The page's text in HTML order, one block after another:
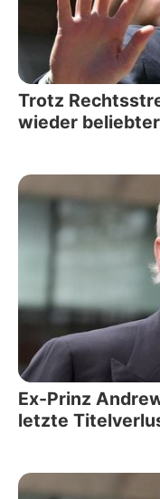
Trotz
wieder beliebter
Ex-Prinz
letzte